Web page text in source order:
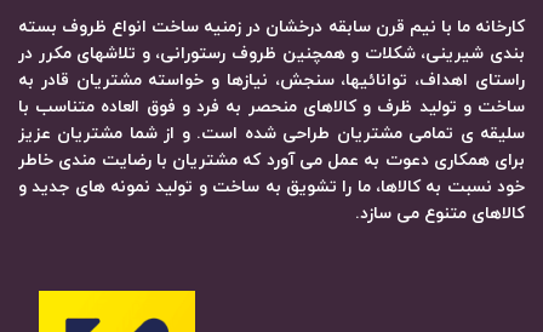
کارخانه ما با نیم قرن سابقه درخشان در زمنیه ساخت انواع ظروف بسته
بندی شیرینی، شکلات و همچنین ظروف رستورانی، و تلاشهای مکرر در
راستای اهداف، توانائیها، سنجش، نیازها و خواسته مشتریان قادر به
ساخت و تولید ظرف و کالاهای منحصر به فرد و فوق العاده متناسب با
سلیقه ی تمامی مشتریان طراحی شده است. و از شما مشتریان عزیز
برای همکاری دعوت به عمل می آورد که مشتریان با رضایت مندی خاطر
خود نسبت به کالاها، ما را تشویق به ساخت و تولید نمونه های جدید و
کالاهای متنوع می سازد.